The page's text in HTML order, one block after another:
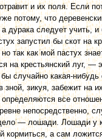
и их поля. Если
потому, что
дурака следует учить, и
запустил бы скот на
так как мой пастух
на крестьянский луг, —
случайно какая-нибудь
зной, зикуя, забежит на
все
непосредственно,
— лошади. Лошади у
кормиться, а сам